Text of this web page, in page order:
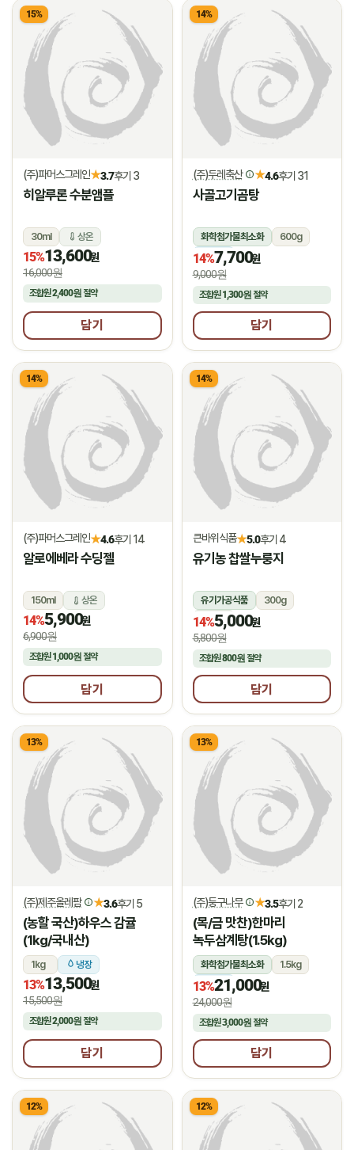
15%
(주)파머스그레인★3.7후기 3
히알루론 수분앰플
30ml 상온
15%13,600원
16,000원
조합원2,400원 절약
담기
14%
(주)두레축산 ★4.6후기 31
사골고기곰탕
화학첨가물최소화
600g
냉장
14%7,700원
9,000원
조합원1,300원절약
담기
14%
(주)파머스그레인★4.6후기 14
알로에베라 수딩젤
150ml 상온
14%5,900원
6,900원
조합원1,000원 절약
담기
14%
큰바위식품★5.0후기 4
유기농 찹쌀누룽지
유기가공식품
300g
상온
14%5,000원
5,800원
조합원800원절약
담기
13%
(주)제주올레팜 ★3.6후기 5
(농할 국산)하우스 감귤
(1kg/국내산)
1kg 냉장
13%13,500원
15,500원
조합원2,000원 절약
담기
13%
(주)둥구나무 ★3.5후기 2
(목/금 맛찬)한마리
녹두삼계탕(1.5kg)
화학첨가물최소화
1.5kg
냉장
13%21,000원
24,000원
조합원3,000원절약
담기
12% 12%